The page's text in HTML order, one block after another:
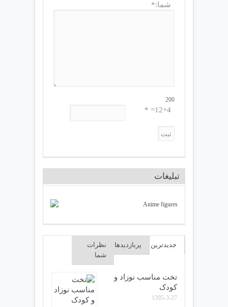
شما:*
200
12+4= *
تبلیغات
جدیدترین پربازدیدها
نظرات
شما
تخت مناسب نوزاد و
کودک
1395-3-27